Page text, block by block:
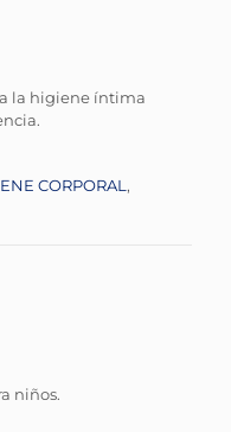
la higiene íntima
CORPORAL ,
niños.